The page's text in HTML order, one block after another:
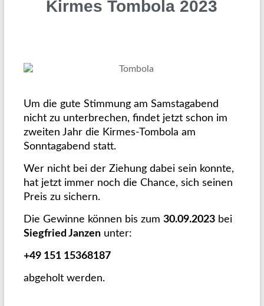
Kirmes Tombola 2023
Um die gute Stimmung am Samstagabend
nicht zu unterbrechen, findet jetzt schon im
zweiten Jahr die Kirmes-Tombola am
Sonntagabend statt.
Wer nicht bei der Ziehung dabei sein konnte,
hat jetzt immer noch die Chance, sich seinen
Preis zu sichern.
Die Gewinne können bis zum 30.09.2023bei
Siegfried Janzenunter:
+49 151 15368187
abgeholt werden.